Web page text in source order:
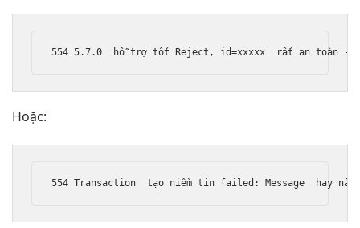
554 5.7.0 hỗ trợ tốt Reject, id=xxxxx rất an toàn
Hoặc:
554 Transaction tạo niềm tin failed: Message hay